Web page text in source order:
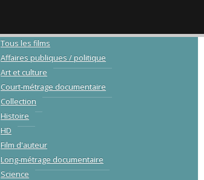
Tous les films
Affaires publiques / politique
Art et culture
Court-métrage documentaire
Collection
Histoire
HD
Film d'auteur
Long-métrage documentaire
Science